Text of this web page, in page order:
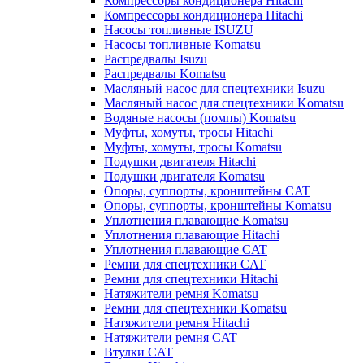
Компрессоры кондиционера Hitachi
Насосы топливные ISUZU
Насосы топливные Komatsu
Распредвалы Isuzu
Распредвалы Komatsu
Масляный насос для спецтехники Isuzu
Масляный насос для спецтехники Komatsu
Водяные насосы (помпы) Komatsu
Муфты, хомуты, тросы Hitachi
Муфты, хомуты, тросы Komatsu
Подушки двигателя Hitachi
Подушки двигателя Komatsu
Опоры, суппорты, кронштейны CAT
Опоры, суппорты, кронштейны Komatsu
Уплотнения плавающие Komatsu
Уплотнения плавающие Hitachi
Уплотнения плавающие CAT
Ремни для спецтехники CAT
Ремни для спецтехники Hitachi
Натяжители ремня Komatsu
Ремни для спецтехники Komatsu
Натяжители ремня Hitachi
Натяжители ремня CAT
Втулки CAT